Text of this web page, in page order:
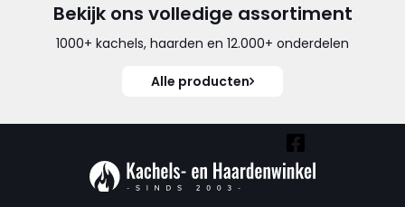
Bekijk ons volledige assortiment
1000+ kachels, haarden en 12.000+ onderdelen
Alle producten